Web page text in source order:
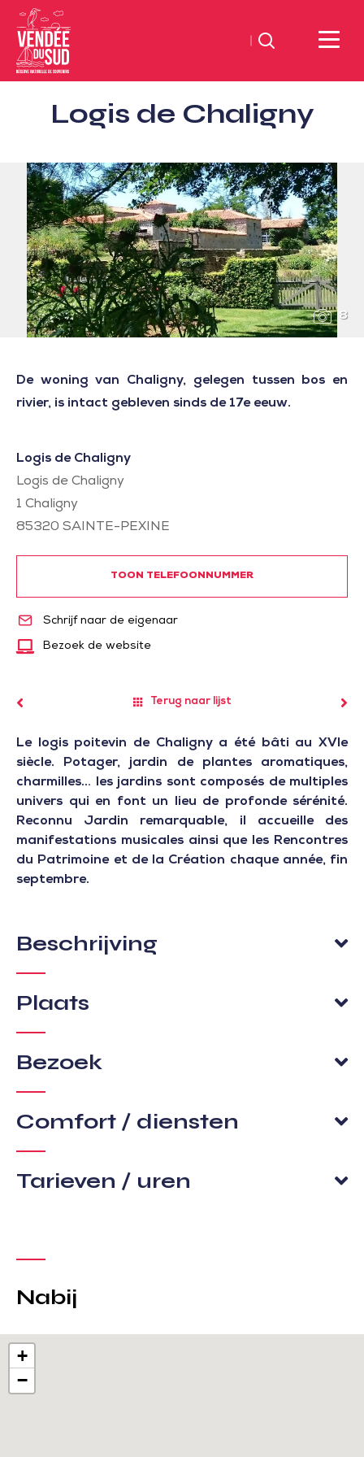
Sud
Vendée
kantoor
Zoeken
Logis de Chaligny
8
De woning van Chaligny, gelegen tussen bos en
rivier, is intact gebleven sinds de 17e eeuw.
Logis de Chaligny
Logis de Chaligny
1 Chaligny
85320 SAINTE-PEXINE
TOON TELEFOONNUMMER
Schrijf naar de eigenaar
Bezoek de website
Terug naar lijst
Le logis poitevin de Chaligny a été bâti au XVIe
siècle. Potager, jardin de plantes aromatiques,
charmilles… les jardins sont composés de multiples
univers qui en font un lieu de profonde sérénité.
Reconnu Jardin remarquable, il accueille des
manifestations musicales ainsi que les Rencontres
du Patrimoine et de la Création chaque année, fin
septembre.
Beschrijving
Plaats
Bezoek
Comfort / diensten
Tarieven / uren
Nabij
+
−